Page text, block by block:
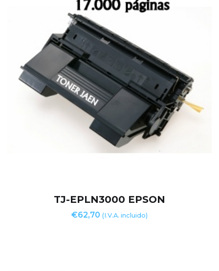
TJ-EPLN3000 EPSON
€62,70 (I.V.A. incluido)